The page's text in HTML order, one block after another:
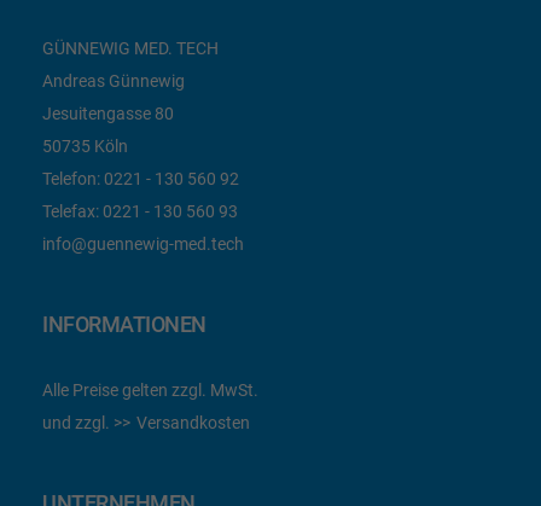
GÜNNEWIG MED. TECH
Andreas Günnewig
Jesuitengasse 80
50735 Köln
Telefon: 0221 - 130 560 92
Telefax: 0221 - 130 560 93
info@guennewig-med.tech
INFORMATIONEN
Alle Preise gelten zzgl. MwSt.
und zzgl.
Versandkosten